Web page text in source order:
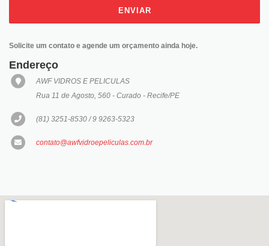
ENVIAR
Solicite um contato e agende um orçamento ainda hoje.
Endereço
AWF VIDROS E PELICULAS
Rua 11 de Agosto, 560 - Curado - Recife/PE
(81) 3251-8530 / 9 9263-5323
contato@awfvidroepeliculas.com.br